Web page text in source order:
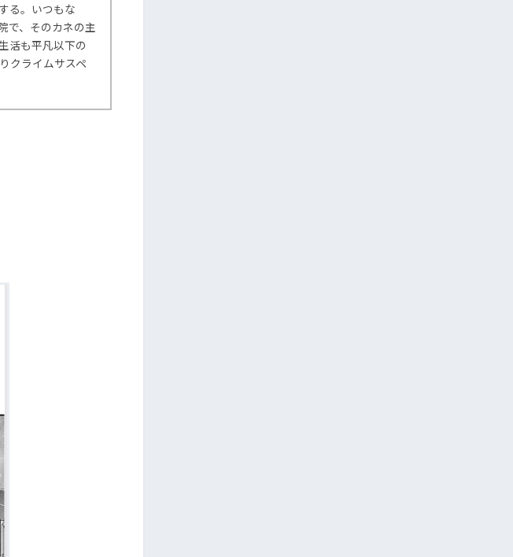
る。いつもな
で、そのカネの主
活も平凡以下の
クライムサスペ